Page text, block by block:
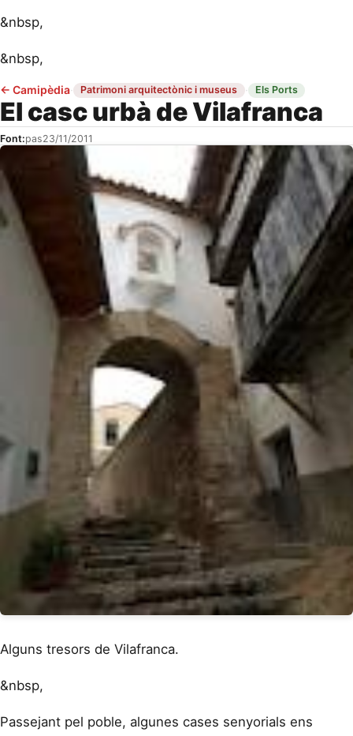
&nbsp,
&nbsp,
← Camipèdia· Patrimoni arquitectònic i museus · Els Ports
El casc urbà de Vilafranca
Font:pas23/11/2011
Alguns tresors de Vilafranca.
&nbsp,
Passejant pel poble, algunes cases senyorials ens